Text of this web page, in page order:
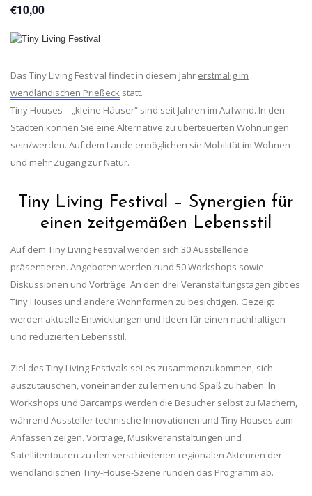
€10,00
Das Tiny Living Festival findet in diesem Jahr erstmalig im
wendländischen Prießeck statt.
Tiny Houses – „kleine Häuser“ sind seit Jahren im Aufwind. In den
Städten können Sie eine Alternative zu überteuerten Wohnungen
sein/werden. Auf dem Lande ermöglichen sie Mobilität im Wohnen
und mehr Zugang zur Natur.
Tiny Living Festival – Synergien für
einen zeitgemäßen Lebensstil
Auf dem Tiny Living Festival werden sich 30 Ausstellende
präsentieren. Angeboten werden rund 50 Workshops sowie
Diskussionen und Vorträge. An den drei Veranstaltungstagen gibt es
Tiny Houses und andere Wohnformen zu besichtigen. Gezeigt
werden aktuelle Entwicklungen und Ideen für einen nachhaltigen
und reduzierten Lebensstil.
Ziel des Tiny Living Festivals sei es zusammenzukommen, sich
auszutauschen, voneinander zu lernen und Spaß zu haben. In
Workshops und Barcamps werden die Besucher selbst zu Machern,
während Aussteller technische Innovationen und Tiny Houses zum
Anfassen zeigen. Vorträge, Musikveranstaltungen und
Satellitentouren zu den verschiedenen regionalen Akteuren der
wendländischen Tiny-House-Szene runden das Programm ab.